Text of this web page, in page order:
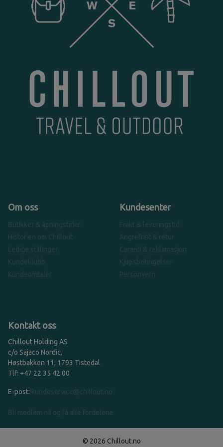
Om oss
Butikker & åpningstider
Historien om Chillout
Ledige stillinger
Kundeklubb
Kundeomtaler
Kundesenter
Frakt & leveringstid
Angrefrist & retur
Garanti & reklamasjon
Kjøpsbetingelser
Personvern
Kontakt oss
Chillout Holding AS
c/o Sajaco Nordic,
Høstbakken 11, 1793 Tistedal
Tlf: +47 22 35 42 00
E-post: kundeservice@chillout.no
Bli medlem nå og få alle fordelene
© 2026 Chillout.no